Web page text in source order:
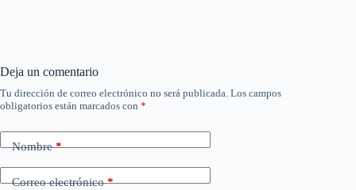
Deja un comentario
Tu dirección de correo electrónico no será publicada. Los campos
obligatorios están marcados con *
Nombre*
Correo electrónico*